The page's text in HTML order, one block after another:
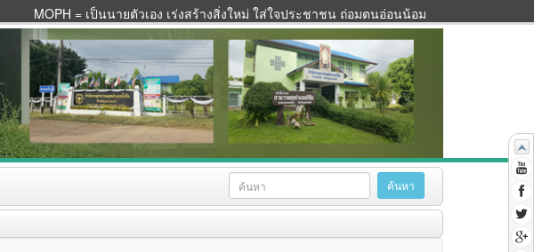
MOPH = เป็นนายตัวเอง เร่งสร้างสิ่งใหม่ ใส่ใจประชาชน ถ่อมตนอ่อนน้อม